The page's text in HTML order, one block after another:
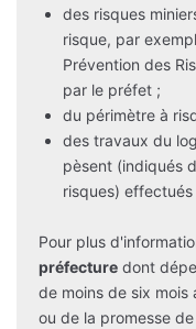
des risques
risque, par
Prévention des
par le préfet ;
du périmètre à
des travaux du
pèsent (indiqués
risques)
Pour plus
préfecture dont
de moins de six mois
ou de la promesse